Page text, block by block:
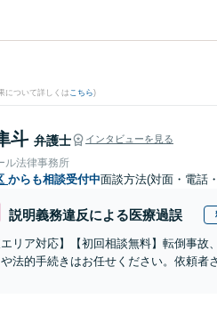
について詳しくは こちら)
斗 弁護士 インタビューを見る
ル法律事務所
からも相談受付中面談方法(対面・電話
説明義務違反による医療過誤
エリア対応】【初回相談無料】転倒事
法的手続きはお任せください。依頼